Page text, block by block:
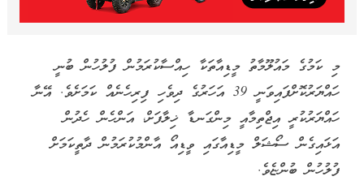
މި ކަމުގެ މައުލޫމާތު މީޑިއާތަކާ ހިއްސާކުރަމުން ފުލުހުން ބުނީ
ހައްޔަރުކޮށްފައިވަނީ 39 އަހަރުގެ ދިވެހި ފިރިހެނެއް ކަމަށެވެ. އޭނާ
ހައްޔަރުކުރީ އިޖްތިމާއީ މިންގަނޑާ ޚިލާފަށް، އަންހެން ހެދުން
އަޅައިގެން ސޯޝަލް މީޑިއާގައި ވީޑިއޯ އާންމުކުރަމުން ދާތީކަމަށް
ފުލުހުން ބުންޏެވެ.